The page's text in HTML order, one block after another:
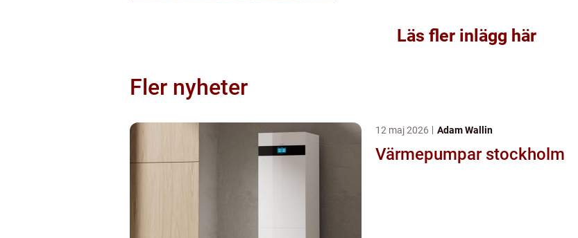
Läs fler inlägg här
Fler nyheter
12 maj 2026 Adam Wallin
Värmepumpar stockholm